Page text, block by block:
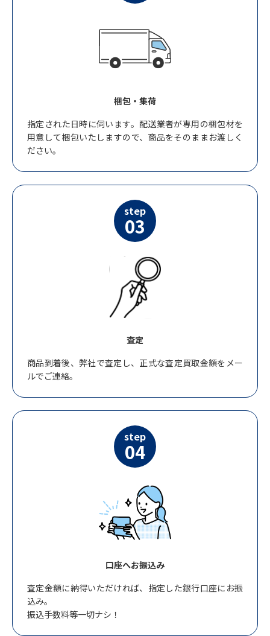
梱包・集荷
指定された日時に伺います。配送業者が専用の梱包材を
用意して梱包いたしますので、商品をそのままお渡しく
ださい。
step
03
査定
商品到着後、弊社で査定し、正式な査定買取金額をメー
ルでご連絡。
step
04
口座へお振込み
査定金額に納得いただければ、指定した銀行口座にお振
込み。
振込手数料等一切ナシ！